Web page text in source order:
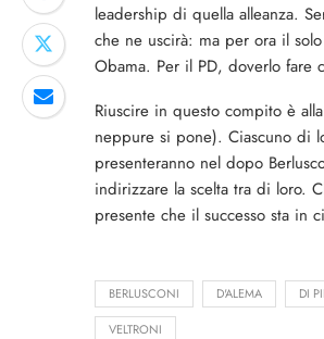
leadership di quella alleanza.
che ne uscirà: ma per ora il
Obama. Per il PD, doverlo fare
Riuscire in questo compito è
neppure si pone). Ciascuno di
presenteranno nel dopo
indirizzare la scelta tra di loro.
presente che il successo sta in
BERLUSCONI D'ALEMA DI
VELTRONI